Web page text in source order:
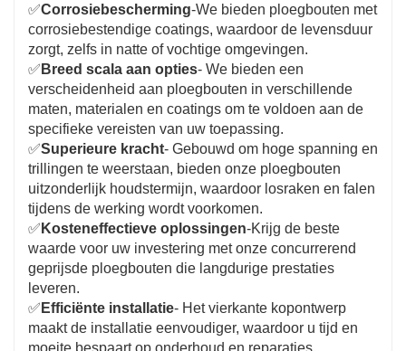
✅Corrosiebescherming-We bieden ploegbouten met
corrosiebestendige coatings, waardoor de levensduur
zorgt, zelfs in natte of vochtige omgevingen.
✅ Breed scala aan opties- We bieden een
verscheidenheid aan ploegbouten in verschillende
maten, materialen en coatings om te voldoen aan de
specifieke vereisten van uw toepassing.
✅Superieure kracht- Gebouwd om hoge spanning en
trillingen te weerstaan, bieden onze ploegbouten
uitzonderlijk houdstermijn, waardoor losraken en falen
tijdens de werking wordt voorkomen.
✅ Kosteneffectieve oplossingen-Krijg de beste
waarde voor uw investering met onze concurrerend
geprijsde ploegbouten die langdurige prestaties
leveren.
✅ Efficiënte installatie- Het vierkante kopontwerp
maakt de installatie eenvoudiger, waardoor u tijd en
moeite bespaart op onderhoud en reparaties.